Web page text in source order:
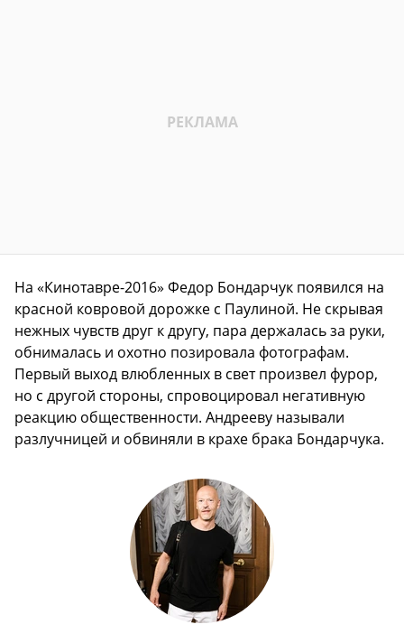
На «Кинотавре-2016» Федор Бондарчук появился на
красной ковровой дорожке с Паулиной. Не скрывая
нежных чувств друг к другу, пара держалась за руки,
обнималась и охотно позировала фотографам.
Первый выход влюбленных в свет произвел фурор,
но с другой стороны, спровоцировал негативную
реакцию общественности. Андрееву называли
разлучницей и обвиняли в крахе брака Бондарчука.